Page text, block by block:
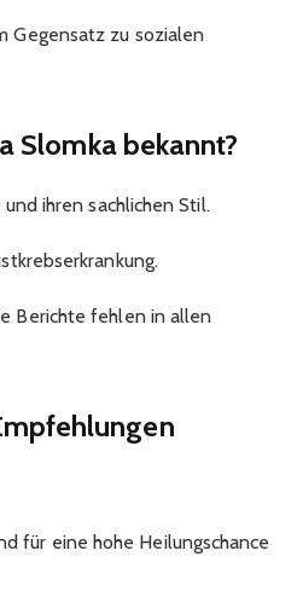
Gegensatz zu sozialen
Slomka bekannt?
ihren sachlichen Stil.
Berichte fehlen in allen
für eine hohe Heilungschance